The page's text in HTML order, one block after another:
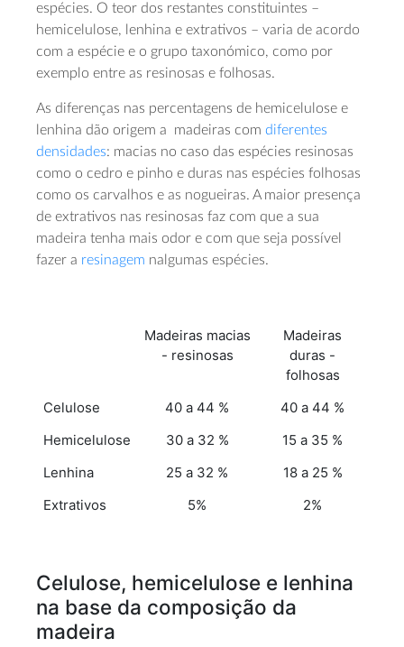
espécies. O teor dos restantes constituintes –
hemicelulose, lenhina e extrativos – varia de acordo
com a espécie e o grupo taxonómico, como por
exemplo entre as resinosas e folhosas.
As diferenças nas percentagens de hemicelulose e
lenhina dão origem a madeiras com diferentes
densidades: macias no caso das espécies resinosas
como o cedro e pinho e duras nas espécies folhosas
como os carvalhos e as nogueiras. A maior presença
de extrativos nas resinosas faz com que a sua
madeira tenha mais odor e com que seja possível
fazer a resinagem nalgumas espécies.
Madeiras macias
- resinosas
Madeiras
duras -
folhosas
Celulose
40 a 44 %
40 a 44 %
Hemicelulose
30 a 32 %
15 a 35 %
Lenhina
25 a 32 %
18 a 25 %
Extrativos
5% 2%
Celulose, hemicelulose e lenhina
na base da composição da
madeira